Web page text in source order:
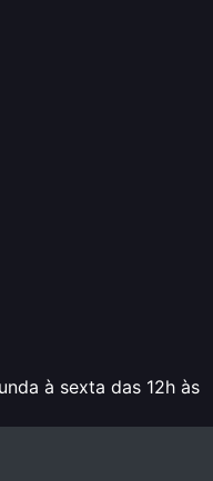
à sexta das 12h às